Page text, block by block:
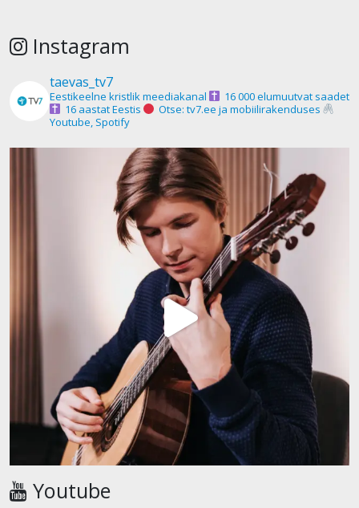
Instagram
taevas_tv7
Eestikeelne kristlik meediakanal
16 000 elumuutvat saadet
16 aastat Eestis
Otse: tv7.ee ja mobiilirakenduses
Youtube, Spotify
Youtube